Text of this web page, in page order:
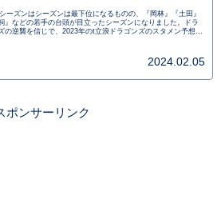
ーズンはシーズンは最下位になるものの、『岡林』『土田』
飼』などの若手の台頭が目立ったシーズンになりました。ドラ
の逆襲を信じで、2023年のt立浪ドラゴンズのスタメン予想を
2024.02.05
ポンサーリンク